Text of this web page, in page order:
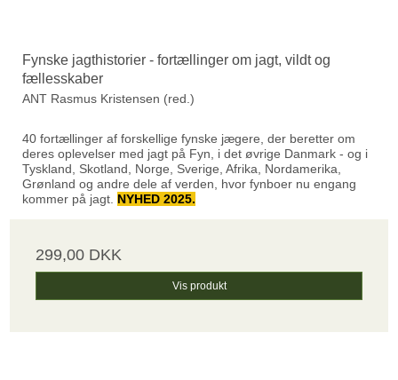
Fynske jagthistorier - fortællinger om jagt, vildt og
fællesskaber
ANT Rasmus Kristensen (red.)
40 fortællinger af forskellige fynske jægere, der beretter om
deres oplevelser med jagt på Fyn, i det øvrige Danmark - og i
Tyskland, Skotland, Norge, Sverige, Afrika, Nordamerika,
Grønland og andre dele af verden, hvor fynboer nu engang
kommer på jagt. NYHED 2025.
299,00 DKK
Vis produkt